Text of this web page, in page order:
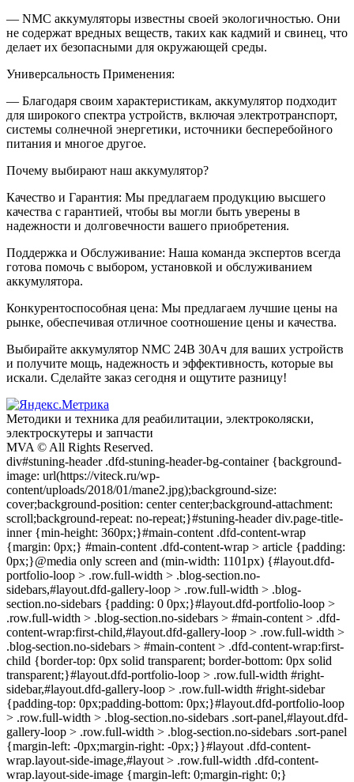
— NMC аккумуляторы известны своей экологичностью. Они
не содержат вредных веществ, таких как кадмий и свинец, что
делает их безопасными для окружающей среды.
Универсальность Применения:
— Благодаря своим характеристикам, аккумулятор подходит
для широкого спектра устройств, включая электротранспорт,
системы солнечной энергетики, источники бесперебойного
питания и многое другое.
Почему выбирают наш аккумулятор?
Качество и Гарантия: Мы предлагаем продукцию высшего
качества с гарантией, чтобы вы могли быть уверены в
надежности и долговечности вашего приобретения.
Поддержка и Обслуживание: Наша команда экспертов всегда
готова помочь с выбором, установкой и обслуживанием
аккумулятора.
Конкурентоспособная цена: Мы предлагаем лучшие цены на
рынке, обеспечивая отличное соотношение цены и качества.
Выбирайте аккумулятор NMC 24В 30Ач для ваших устройств
и получите мощь, надежность и эффективность, которые вы
искали. Сделайте заказ сегодня и ощутите разницу!
Методики и техника для реабилитации, электроколяски,
электроскyтеры и запчасти
MVA © All Rights Reserved.
div#stuning-header .dfd-stuning-header-bg-container {background-
image: url(https://viteck.ru/wp-
content/uploads/2018/01/mane2.jpg);background-size:
cover;background-position: center center;background-attachment:
scroll;background-repeat: no-repeat;}#stuning-header div.page-title-
inner {min-height: 360px;}#main-content .dfd-content-wrap
{margin: 0px;} #main-content .dfd-content-wrap > article {padding:
0px;}@media only screen and (min-width: 1101px) {#layout.dfd-
portfolio-loop > .row.full-width > .blog-section.no-
sidebars,#layout.dfd-gallery-loop > .row.full-width > .blog-
section.no-sidebars {padding: 0 0px;}#layout.dfd-portfolio-loop >
.row.full-width > .blog-section.no-sidebars > #main-content > .dfd-
content-wrap:first-child,#layout.dfd-gallery-loop > .row.full-width >
.blog-section.no-sidebars > #main-content > .dfd-content-wrap:first-
child {border-top: 0px solid transparent; border-bottom: 0px solid
transparent;}#layout.dfd-portfolio-loop > .row.full-width #right-
sidebar,#layout.dfd-gallery-loop > .row.full-width #right-sidebar
{padding-top: 0px;padding-bottom: 0px;}#layout.dfd-portfolio-loop
> .row.full-width > .blog-section.no-sidebars .sort-panel,#layout.dfd-
gallery-loop > .row.full-width > .blog-section.no-sidebars .sort-panel
{margin-left: -0px;margin-right: -0px;}}#layout .dfd-content-
wrap.layout-side-image,#layout > .row.full-width .dfd-content-
wrap.layout-side-image {margin-left: 0;margin-right: 0;}